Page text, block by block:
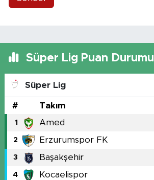
Süper Lig Puan Durumu
Süper Lig
# Takım
1 Amed
2 Erzurumspor FK
3 Başakşehir
4 Kocaelispor